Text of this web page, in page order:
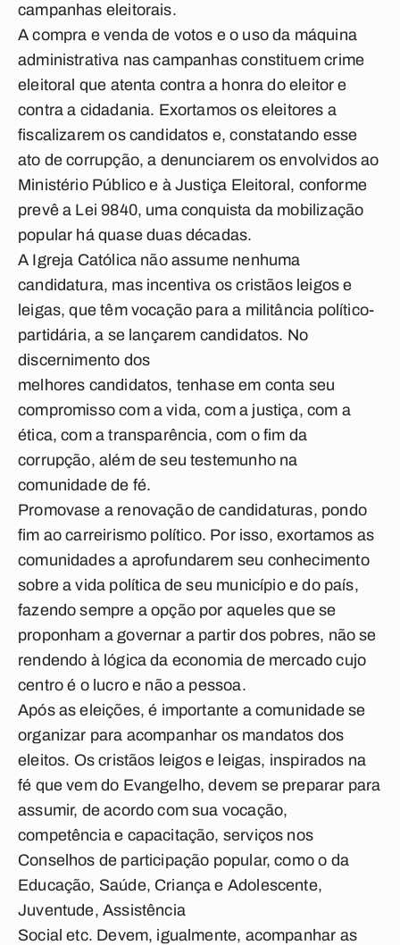
campanhas eleitorais.
A compra e venda de votos e o uso da máquina
administrativa nas campanhas constituem crime
eleitoral que atenta contra a honra do eleitor e
contra a cidadania. Exortamos os eleitores a
fiscalizarem os candidatos e, constatando esse
ato de corrupção, a denunciarem os envolvidos ao
Ministério Público e à Justiça Eleitoral, conforme
prevê a Lei 9840, uma conquista da mobilização
popular há quase duas décadas.
A Igreja Católica não assume nenhuma
candidatura, mas incentiva os cristãos leigos e
leigas, que têm vocação para a militância político­
partidária, a se lançarem candidatos. No
discernimento dos
melhores candidatos, tenha­se em conta seu
compromisso com a vida, com a justiça, com a
ética, com a transparência, com o fim da
corrupção, além de seu testemunho na
comunidade de fé.
Promova­se a renovação de candidaturas, pondo
fim ao carreirismo político. Por isso, exortamos as
comunidades a aprofundarem seu conhecimento
sobre a vida política de seu município e do país,
fazendo sempre a opção por aqueles que se
proponham a governar a partir dos pobres, não se
rendendo à lógica da economia de mercado cujo
centro é o lucro e não a pessoa.
Após as eleições, é importante a comunidade se
organizar para acompanhar os mandatos dos
eleitos. Os cristãos leigos e leigas, inspirados na
fé que vem do Evangelho, devem se preparar para
assumir, de acordo com sua vocação,
competência e capacitação, serviços nos
Conselhos de participação popular, como o da
Educação, Saúde, Criança e Adolescente,
Juventude, Assistência
Social etc. Devem, igualmente, acompanhar as